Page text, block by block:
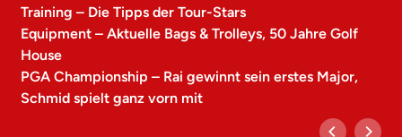
Training – Die Tipps der Tour-Stars
Equipment – Aktuelle Bags & Trolleys, 50 Jahre Golf
House
PGA Championship – Rai gewinnt sein erstes Major,
Schmid spielt ganz vorn mit